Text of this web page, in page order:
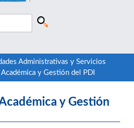
Administrativas y Servicios
y Gestión del PDI
y Gestión